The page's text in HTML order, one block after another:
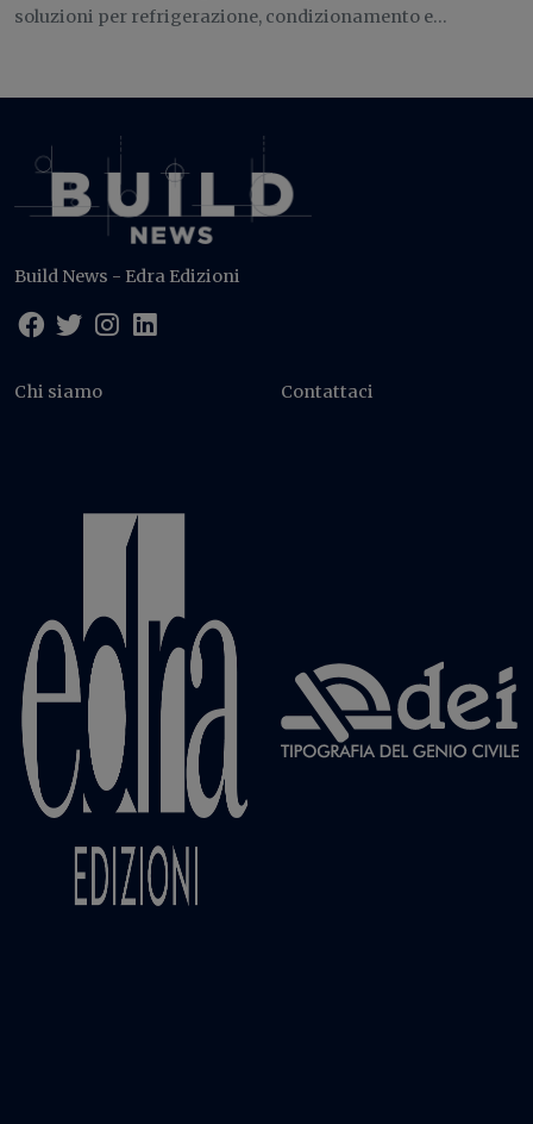
soluzioni per refrigerazione, condizionamento e...
Build News - Edra Edizioni
Chi siamo Contattaci